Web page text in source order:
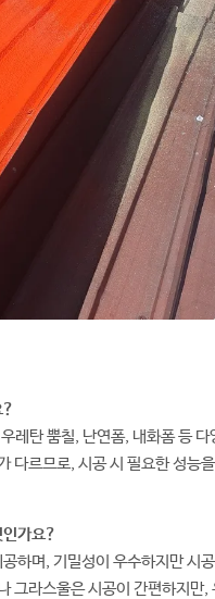
?
레탄 뿜칠, 난연폼, 내화폼 등 다
다르므로, 시공 시 필요한 성능을
인가요?
하며, 기밀성이 우수하지만 시공
그라스울은 시공이 간편하지만,